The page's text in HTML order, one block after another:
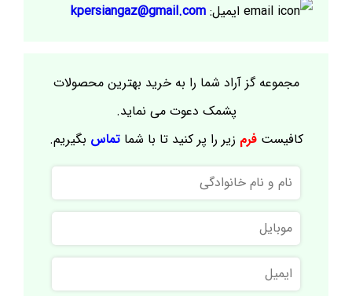
ایمیل: kpersiangaz@gmail.com
مجموعه گز آراد شما را به خرید بهترین محصولات
پشمک دعوت می نماید.
کافیستفرم زیر را پر کنید تا با شماتماس بگیریم.
نام
و
نام
خانوادگی
موبایل
ایمیل